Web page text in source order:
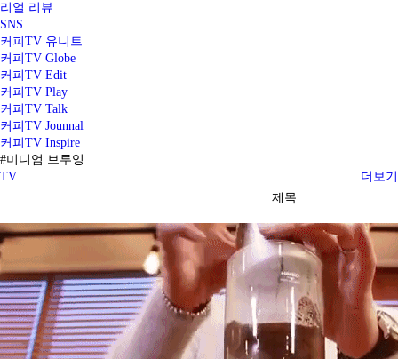
리얼 리뷰
SNS
커피TV 유니트
커피TV Globe
커피TV Edit
커피TV Play
커피TV Talk
커피TV Jounnal
커피TV Inspire
#미디엄 브루잉
TV
더보기
제목